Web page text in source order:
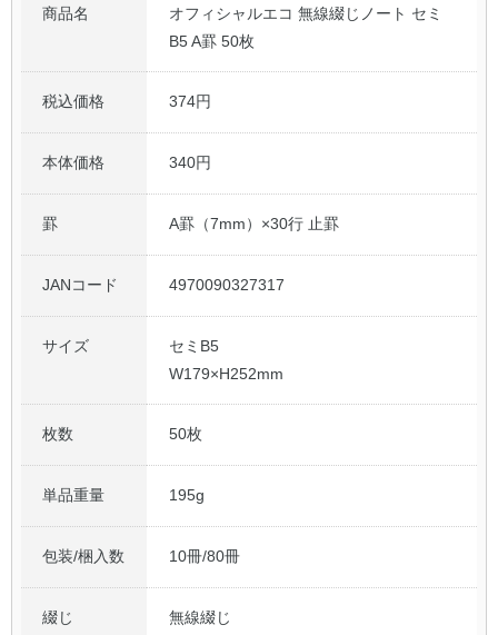
商品名
オフィシャルエコ 無線綴じノート セミ
B5 A罫 50枚
税込価格 374円
本体価格 340円
罫 A罫（7mm）×30行 止罫
JANコード 4970090327317
サイズ
セミB5
W179×H252mm
枚数 50枚
単品重量 195g
包装/梱入数 10冊/80冊
綴じ 無線綴じ